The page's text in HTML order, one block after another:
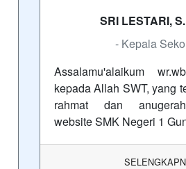
SRI LESTARI,
- Kepala
Assalamu'alaikum
kepada Allah SWT, yang
rahmat dan
website SMK Negeri 1